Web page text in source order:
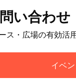
い合わせ
ス・広場の有効活
イベ